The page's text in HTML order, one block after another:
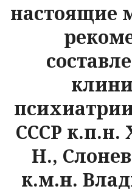
настоящие
СССР
Н.,
к.м.н.